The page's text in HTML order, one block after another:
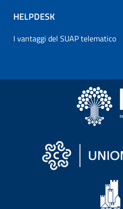
HELPDESK
I vantaggi del SUAP telematico